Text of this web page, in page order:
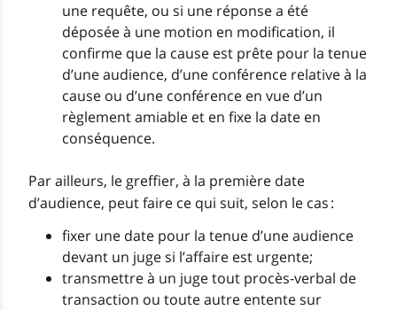
une requête, ou si une réponse a été
déposée à une motion en modification, il
confirme que la cause est prête pour la tenue
d’une audience, d’une conférence relative à la
cause ou d’une conférence en vue d’un
règlement amiable et en fixe la date en
conséquence.
Par ailleurs, le greffier, à la première date
d’audience, peut faire ce qui suit, selon le cas :
fixer une date pour la tenue d’une audience
devant un juge si l’affaire est urgente;
transmettre à un juge tout procès-verbal de
transaction ou toute autre entente sur